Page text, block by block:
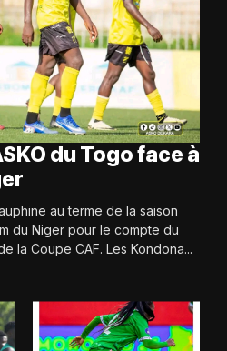
du Togo face à
au terme de la saison
du Niger pour le compte du
la Coupe CAF. Les Kondona...